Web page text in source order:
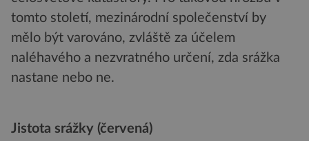
tomto století, mezinárodní společenství by
mělo být varováno, zvláště za účelem
naléhavého a nezvratného určení, zda srážka
nastane nebo ne.
Jistota srážky (červená)